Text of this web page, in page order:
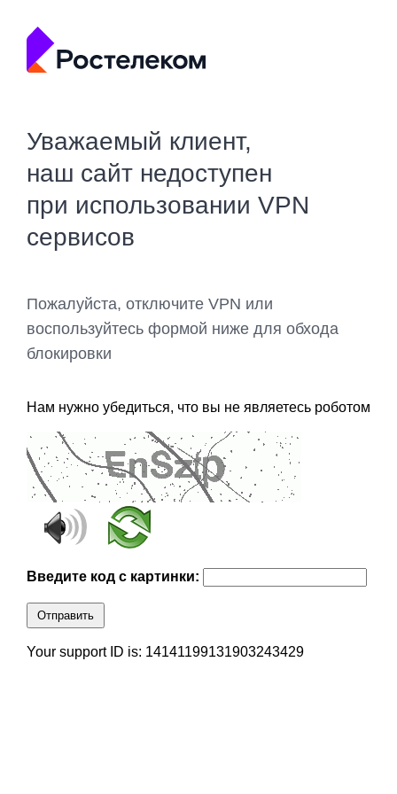
Уважаемый клиент,
наш сайт недоступен
при использовании VPN
сервисов
Пожалуйста, отключите VPN или
воспользуйтесь формой ниже для обхода
блокировки
Нам нужно убедиться, что вы не являетесь роботом
Введите код с картинки:
Отправить
Your support ID is: 14141199131903243429